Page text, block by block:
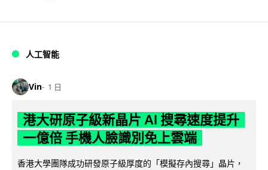
人工智能
Vin 1 日
港大研原子級新晶片 AI 搜尋速度提升
一億倍 手機人臉識別免上雲端
香港大學團隊成功研發原子級厚度的「模擬存內搜尋」晶片，